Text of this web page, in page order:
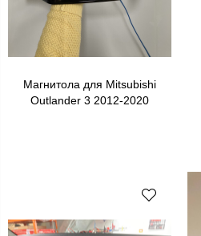
Магнитола для Mitsubishi
Outlander 3 2012-2020